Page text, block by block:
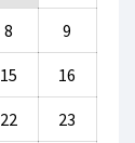
8 9
15 16
22 23